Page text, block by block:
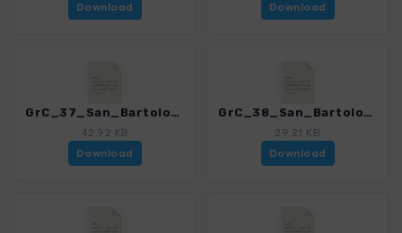
Download
Download
GrC_37_San_Bartolome_4459_12.gpx
42.92 KB
Download
GrC_38_San_Bartolome-Fataga_4459_12.gpx
29.21 KB
Download